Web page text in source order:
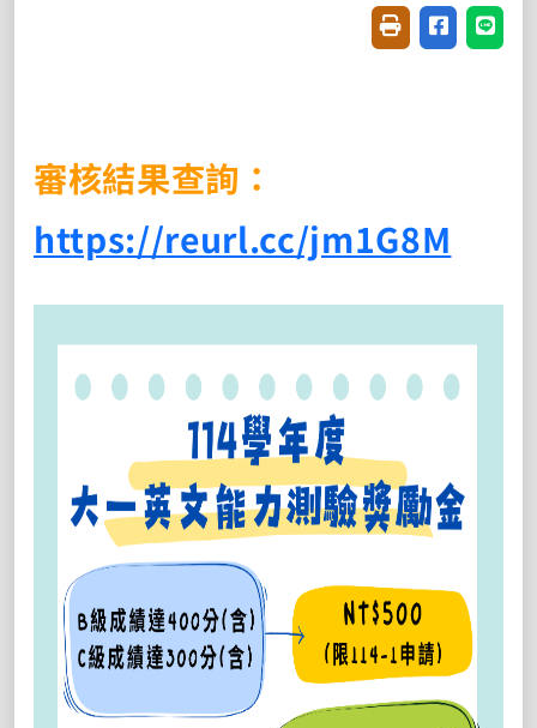
友善列印(開新視
分享至臉書
分享
審核結果查詢：
https://reurl.cc/jm1G8M